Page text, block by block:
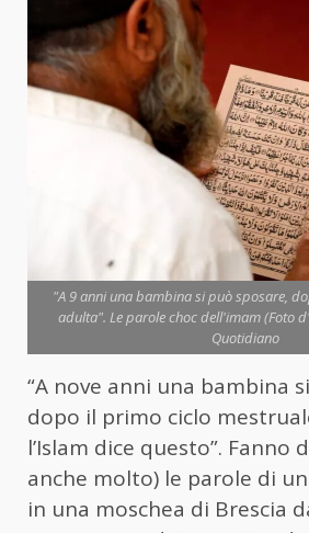
"A 9 anni una bambina si può sposare,
adulta". Le parole choc dell'imam (Foto
Quotidiano
“A nove anni una bambina
dopo il primo ciclo
l’Islam dice questo”. Fanno
anche molto) le parole di
in una moschea di Brescia